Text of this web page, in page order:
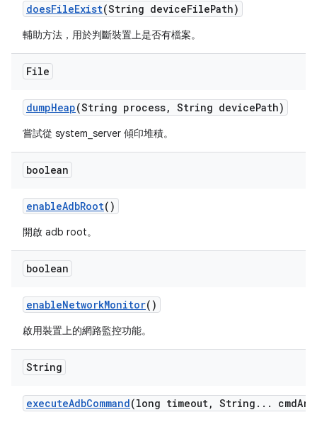
doesFileExist(String deviceFilePath)
輔助方法，用於判斷裝置上是否有檔案。
File
dumpHeap(String process, String devicePath)
嘗試從 system_server 傾印堆積。
boolean
enableAdbRoot()
開啟 adb root。
boolean
enableNetworkMonitor()
啟用裝置上的網路監控功能。
String
executeAdbCommand(long timeout, String . . . cmd